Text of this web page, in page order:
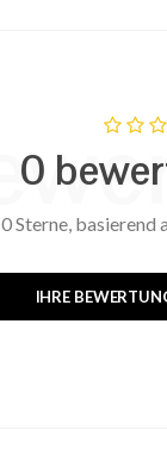
0
0 Sterne, basierend
IHRE